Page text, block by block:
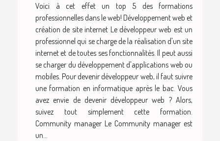
Voici à cet effet un top 5 des formations
professionnelles dans le web! Développement web et
création de site internet Le développeur web est un
professionnel qui se charge de la réalisation d'un site
internet et de toutes ses fonctionnalités. Il peut aussi
se charger du développement d'applications web ou
mobiles. Pour devenir développeur web, il faut suivre
une formation en informatique après le bac. Vous
avez envie de devenir développeur web ? Alors,
suivez tout simplement cette formation.
Community manager Le Community manager est
un...